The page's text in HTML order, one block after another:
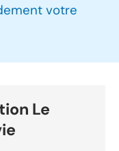
votre
Le